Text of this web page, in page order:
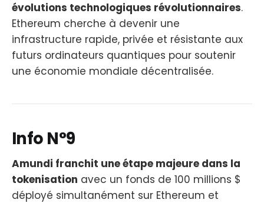
évolutions technologiques révolutionnaires.
Ethereum cherche à devenir une
infrastructure rapide, privée et résistante aux
futurs ordinateurs quantiques pour soutenir
une économie mondiale décentralisée.
Info N°9
Amundi franchit une étape majeure dans la
tokenisation avec un fonds de 100 millions $
déployé simultanément sur Ethereum et